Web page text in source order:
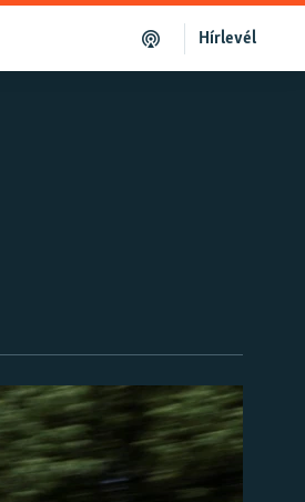
Hírlevél